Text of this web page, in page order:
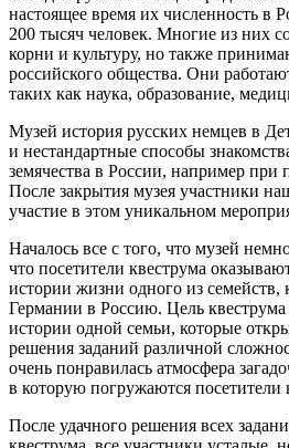
настоящее время их численность в
200 тысяч человек. Многие из них
корни и культуру, но также
российского общества. Они
таких как наука, образование,
Музей история русских немцев в
и нестандартные способы
земячества в России, например при
После закрытия музея участники
участие в этом уникальном
Началось все с того, что музей
что посетители квеструма
истории жизни одного из семейств,
Германии в Россию. Цель
истории одной семьи, которые
решения заданий различной
очень понравилась атмосфера
в которую погружаются посетители
После удачного решения всех